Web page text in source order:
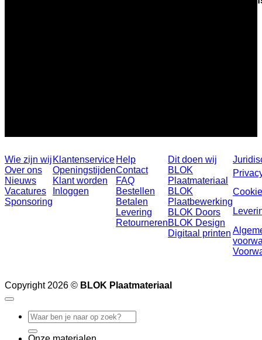
Wie zijn wij
Over ons
Nieuws
Vacatures
Sponsoring
Klantenservice
Openingstijden
Klant worden
Inloggen
Help
Contact
FAQ
Bestellen
Betalen
Levering
Retourneren
Dit doen wij
BLOK
Plaatmateriaal
BLOK
Plaatbewerking
BLOK Doors
BLOK Design
Digitaal printen
Copyright 2026 © BLOK Plaatmateriaal
Zoeken
naar: